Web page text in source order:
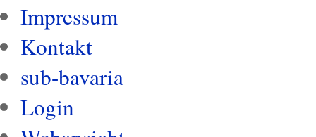
Impressum
Kontakt
sub-bavaria
Login